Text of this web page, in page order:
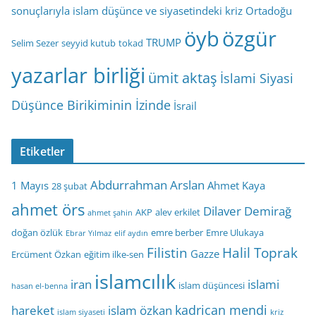
sonuçlarıyla islam düşünce ve siyasetindeki kriz Ortadoğu
Selim Sezer seyyid kutub tokad TRUMP öybözgür
yazarlar birliği ümit aktaş İslami Siyasi
Düşünce Birikiminin İzinde İsrail
Etiketler
1 Mayıs 28 şubat Abdurrahman Arslan Ahmet Kaya
ahmet örs ahmet şahin AKP alev erkilet Dilaver Demirağ
doğan özlük Ebrar Yılmaz elif aydın emre berber Emre Ulukaya
Ercüment Özkan eğitim ilke-sen Filistin Gazze Halil Toprak
hasan el-benna iran islamcılık islam düşüncesi islami
hareket islam siyaseti islam özkan kadrican mendi kriz